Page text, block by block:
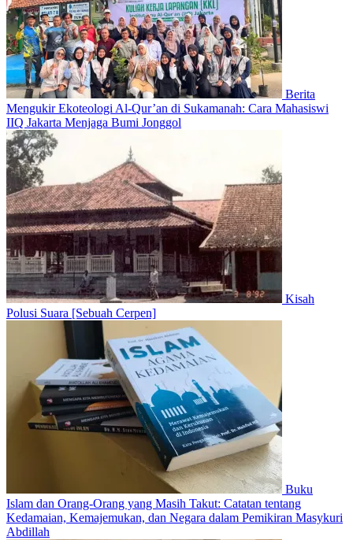
Berita
Mengukir Ekoteologi Al-Qur’an di Sukamanah: Cara Mahasiswi
IIQ Jakarta Menjaga Bumi Jonggol
Kisah
Polusi Suara [Sebuah Cerpen]
Buku
Islam dan Orang-Orang yang Masih Takut: Catatan tentang
Kedamaian, Kemajemukan, dan Negara dalam Pemikiran Masykuri
Abdillah